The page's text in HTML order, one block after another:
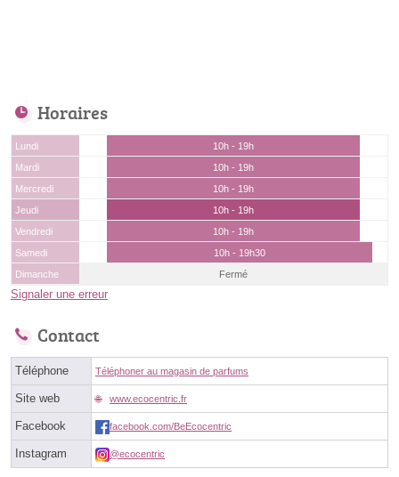
Horaires
Lundi
10h - 19h
Mardi
10h - 19h
Mercredi
10h - 19h
Jeudi
10h - 19h
Vendredi
10h - 19h
Samedi
10h - 19h30
Dimanche
Fermé
Signaler une erreur
Contact
Téléphone Téléphoner au magasin de parfums
Site web www.ecocentric.fr
Facebook facebook.com/BeEcocentric
Instagram @ecocentric